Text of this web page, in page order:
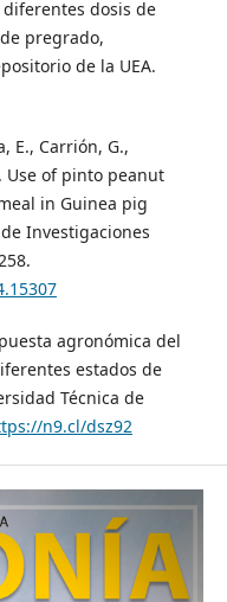
dosis de
pregrado,
de la UEA.
E., Carrión, G.,
Use of pinto peanut
in Guinea pig
Investigaciones
agronómica del
estados de
Técnica de
n9.cl/dsz92